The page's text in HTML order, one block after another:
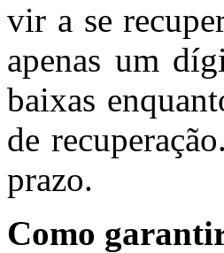
vir a se
apenas um
baixas
de
prazo.
Como